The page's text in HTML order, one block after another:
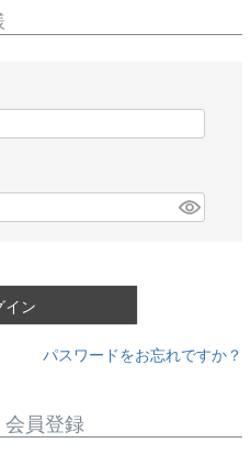
イン
パスワードをお忘れですか？
会員登録